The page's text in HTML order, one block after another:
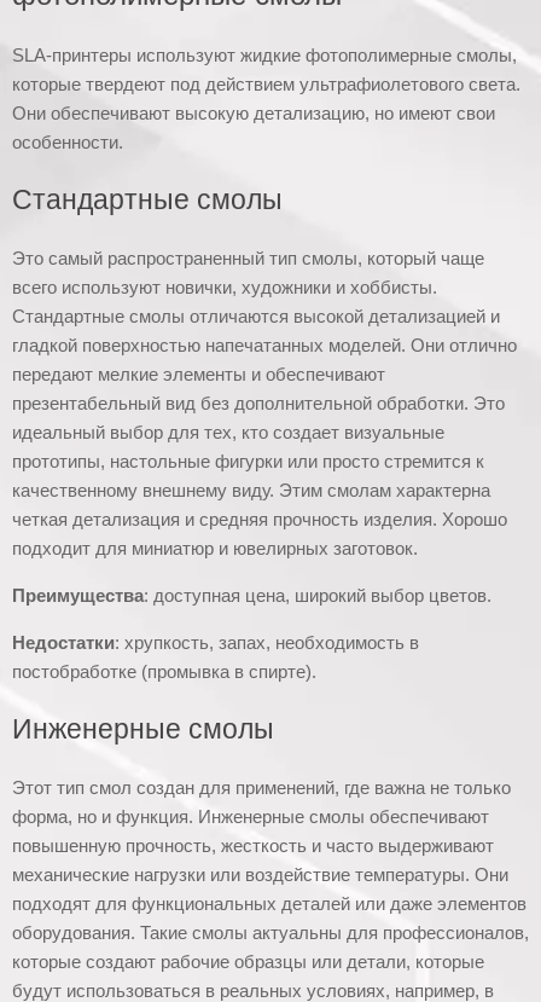
SLA-принтеры используют жидкие фотополимерные смолы,
которые твердеют под действием ультрафиолетового света.
Они обеспечивают высокую детализацию, но имеют свои
особенности.
Стандартные смолы
Это самый распространенный тип смолы, который чаще
всего используют новички, художники и хоббисты.
Стандартные смолы отличаются высокой детализацией и
гладкой поверхностью напечатанных моделей. Они отлично
передают мелкие элементы и обеспечивают
презентабельный вид без дополнительной обработки. Это
идеальный выбор для тех, кто создает визуальные
прототипы, настольные фигурки или просто стремится к
качественному внешнему виду. Этим смолам характерна
четкая детализация и средняя прочность изделия. Хорошо
подходит для миниатюр и ювелирных заготовок.
Преимущества: доступная цена, широкий выбор цветов.
Недостатки: хрупкость, запах, необходимость в
постобработке (промывка в спирте).
Инженерные смолы
Этот тип смол создан для применений, где важна не только
форма, но и функция. Инженерные смолы обеспечивают
повышенную прочность, жесткость и часто выдерживают
механические нагрузки или воздействие температуры. Они
подходят для функциональных деталей или даже элементов
оборудования. Такие смолы актуальны для профессионалов,
которые создают рабочие образцы или детали, которые
будут использоваться в реальных условиях, например, в